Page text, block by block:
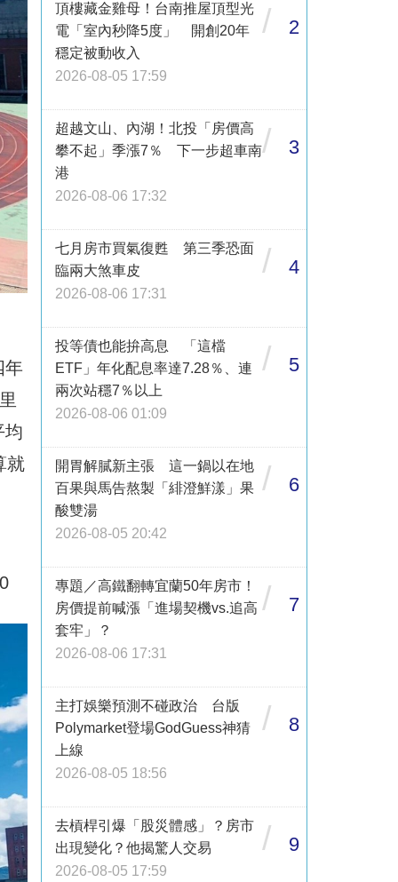
年
均
就
頂樓藏金雞母！台南推屋頂型光
電「室內秒降5度」 開創20年
穩定被動收入
2026-08-05 17:59
/ 2
超越文山、內湖！北投「房價高
攀不起」季漲7％ 下一步超車南
港
2026-08-06 17:32
/ 3
七月房市買氣復甦 第三季恐面
臨兩大煞車皮
2026-08-06 17:31
/ 4
投等債也能拚高息 「這檔
ETF」年化配息率達7.28％、連
兩次站穩7％以上
2026-08-06 01:09
/ 5
開胃解膩新主張 這一鍋以在地
百果與馬告熬製「緋澄鮮漾」果
酸雙湯
2026-08-05 20:42
/ 6
專題／高鐵翻轉宜蘭50年房市！
房價提前喊漲「進場契機vs.追高
套牢」？
2026-08-06 17:31
/ 7
主打娛樂預測不碰政治 台版
Polymarket登場GodGuess神猜
上線
2026-08-05 18:56
/ 8
去槓桿引爆「股災體感」？房市
出現變化？他揭驚人交易
2026-08-05 17:59
/ 9